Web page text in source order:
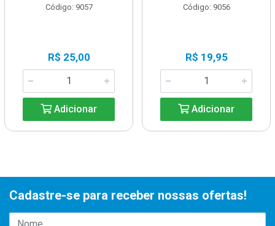
Código: 9057
R$ 25,00
Adicionar
Código: 9056
R$ 19,95
Adicionar
Cadastre-se para receber nossas ofertas!